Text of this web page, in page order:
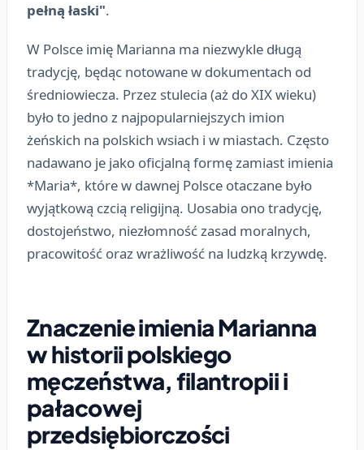
pełną łaski".
W Polsce imię Marianna ma niezwykle długą
tradycję, będąc notowane w dokumentach od
średniowiecza. Przez stulecia (aż do XIX wieku)
było to jedno z najpopularniejszych imion
żeńskich na polskich wsiach i w miastach. Często
nadawano je jako oficjalną formę zamiast imienia
*Maria*, które w dawnej Polsce otaczane było
wyjątkową czcią religijną. Uosabia ono tradycję,
dostojeństwo, niezłomność zasad moralnych,
pracowitość oraz wrażliwość na ludzką krzywdę.
Znaczenie imienia Marianna
w historii polskiego
męczeństwa, filantropii i
pałacowej
przedsiębiorczości